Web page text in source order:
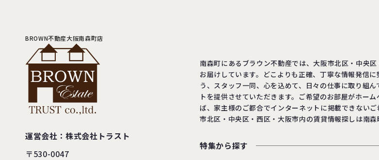
BROWN不動産大阪南森町店
運営会社：株式会社トラスト
〒530-0047
南森町にあるブラウン不動産では、大阪市北区・中央
お届けしています。どこよりも正確、丁寧な情報発信
う、スタッフ一同、心を込めて、日々の仕事に取り組
トを提供させていただきます。ご希望のお部屋がホー
ば、家主様のご都合でインターネットに掲載できない
市北区・中央区・西区・大阪市内の賃貸情報探しは南森
特集から探す